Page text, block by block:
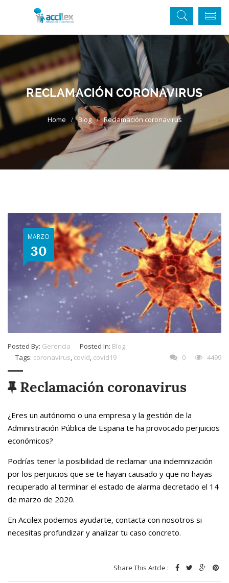
RECLAMACIÓN CORONAVIRUS
Blog Reclamación coronavirus
MARZO
30
Posted By: Gerencia Posted In: Blog
Tags: coronavirus, covid, covid19 0 4499
Reclamación coronavirus
¿Eres un autónomo o una empresa y la gestión de la
Administración Pública de España te ha provocado perjuicios
económicos?
Podrías tener la posibilidad de reclamar una indemnización
por los perjuicios que se te hayan causado y que no hayas
recuperado al terminar el estado de alarma decretado el 14
de marzo de 2020.
En Accilex podemos ayudarte, contacta con nosotros si
necesitas profundizar y analizar tu caso concreto.
Share This Artcle :